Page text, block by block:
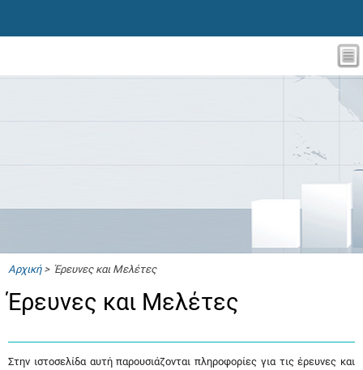
Αρχική> Έρευνες και Μελέτες
Έρευνες και Μελέτες
Στην ιστοσελίδα αυτή παρουσιάζονται πληροφορίες για τις έρευνες και